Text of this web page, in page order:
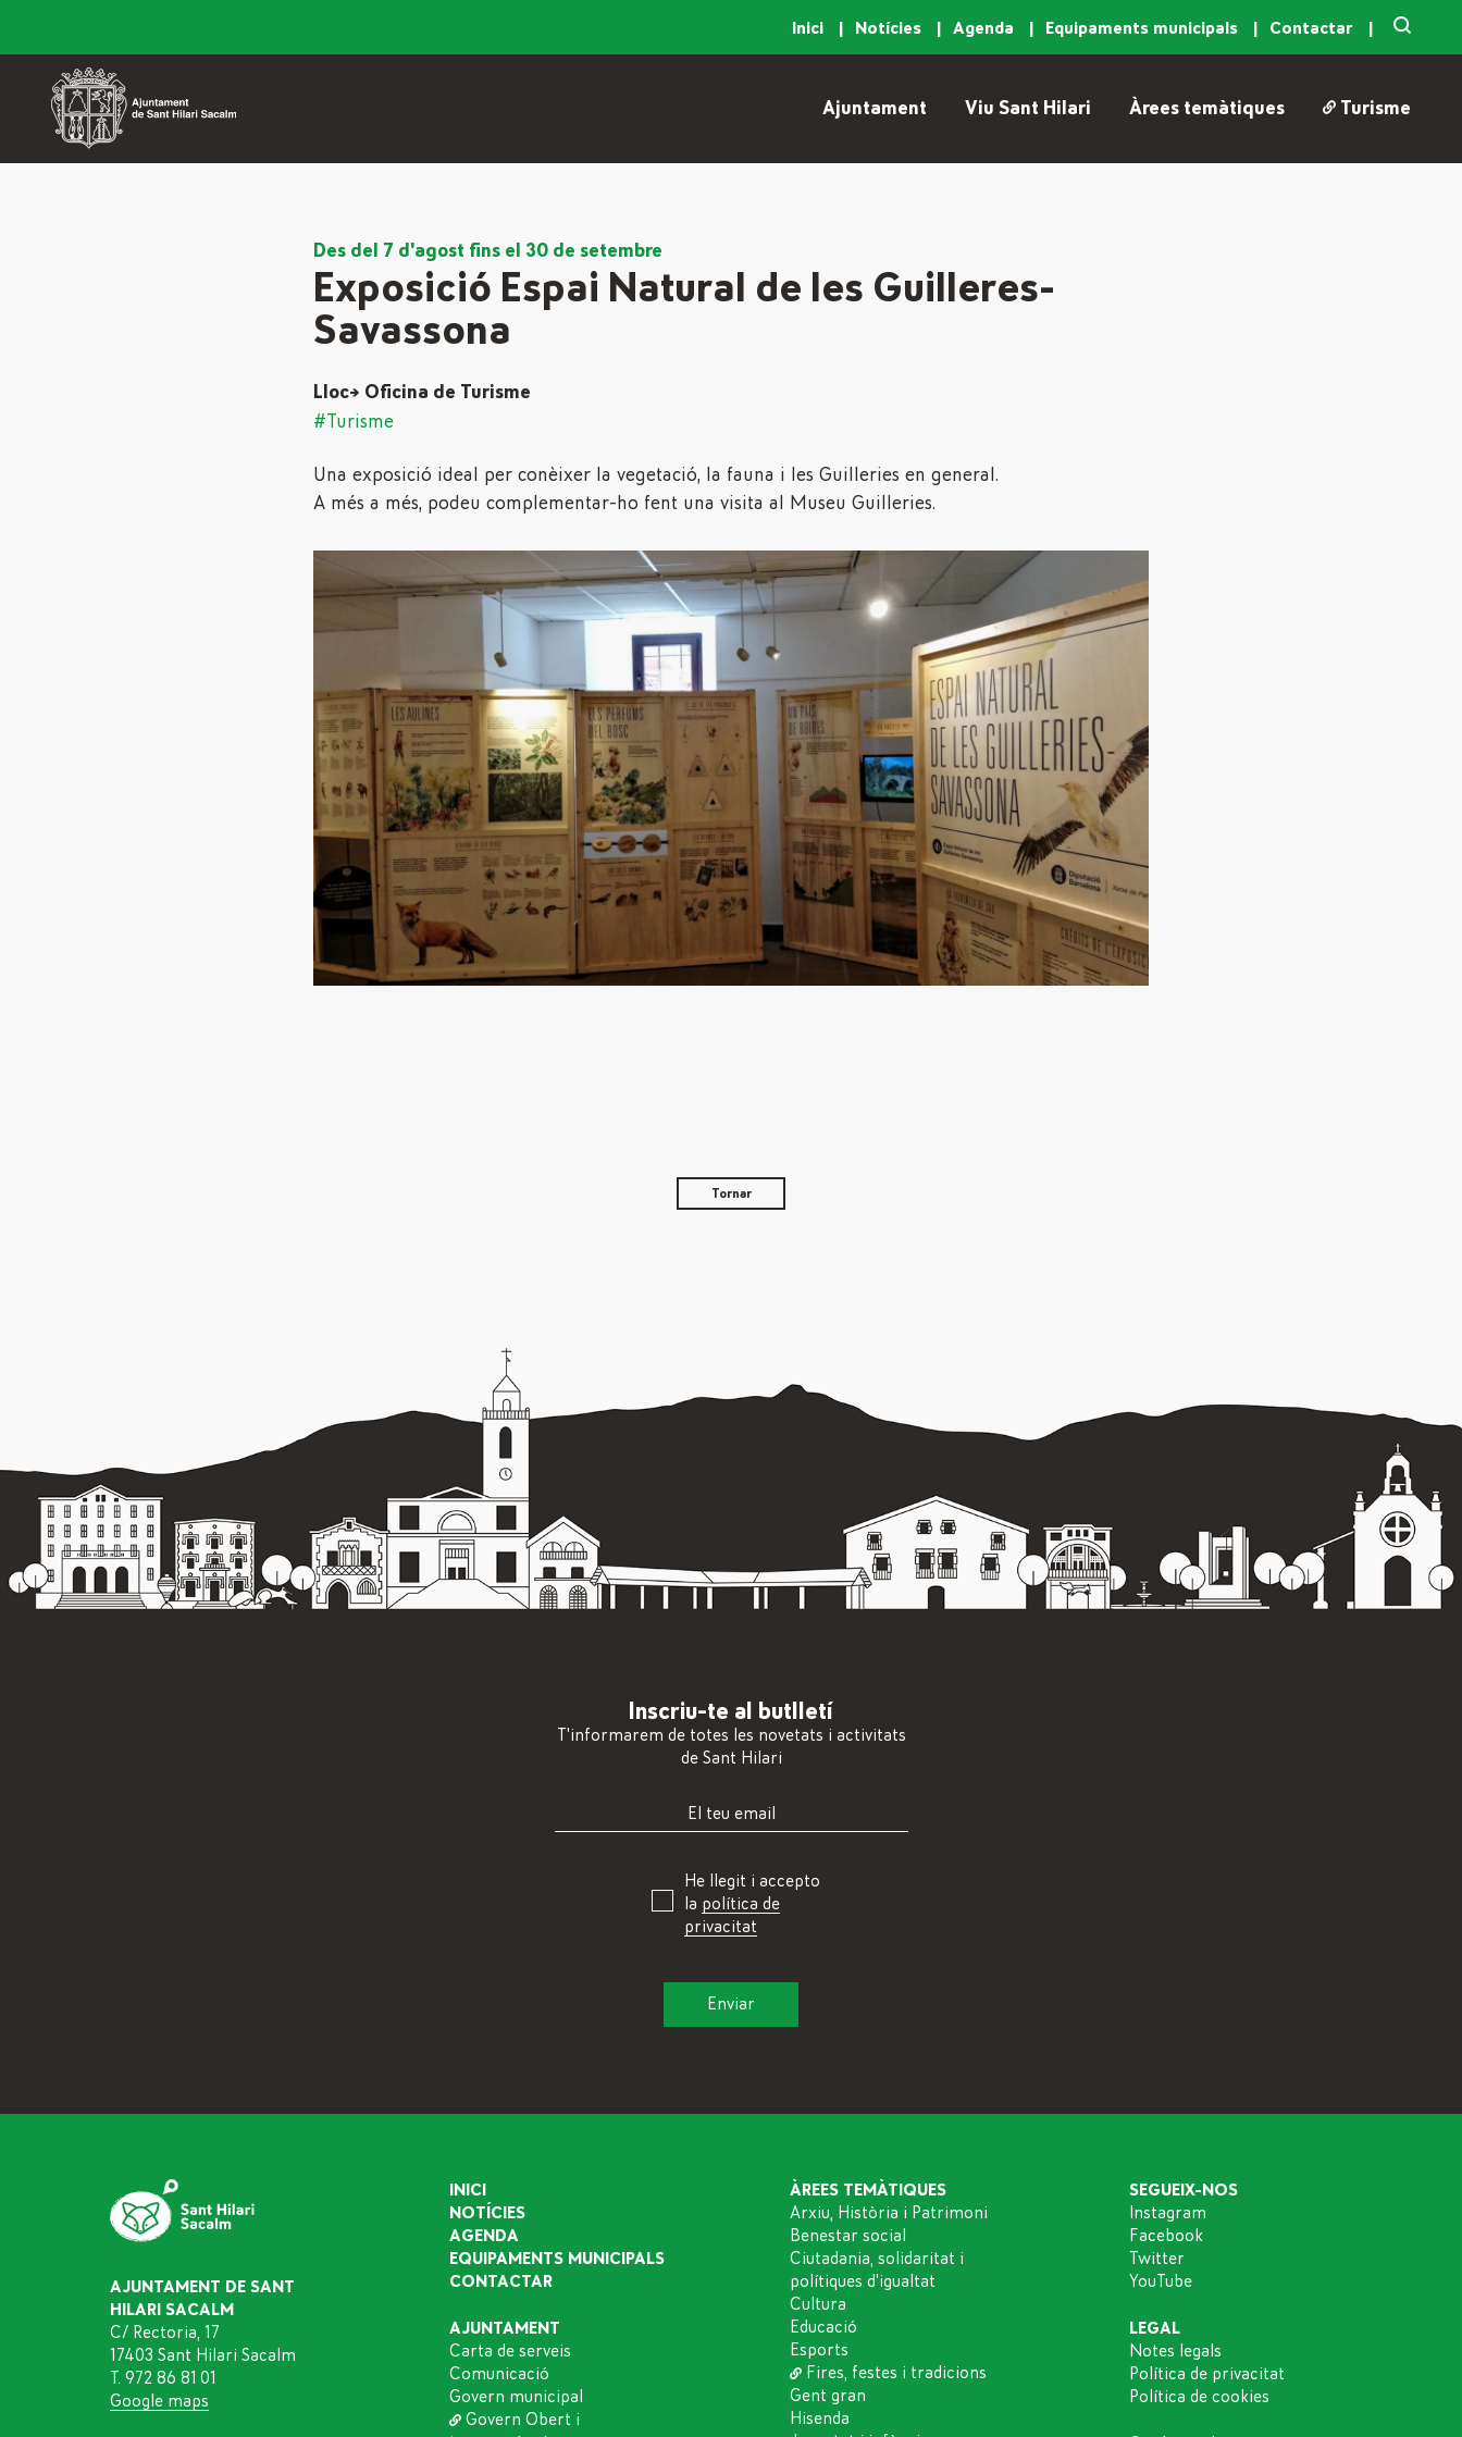
Inici Notícies Agenda Equipaments municipals Contactar
Ajuntament Viu Sant Hilari Àrees temàtiques Turisme
Des del 7 d'agost fins el 30 de setembre
Exposició Espai Natural de les Guilleres-
Savassona
Lloc→ Oficina de Turisme
#Turisme
Una exposició ideal per conèixer la vegetació, la fauna i les Guilleries en general.
A més a més, podeu complementar-ho fent una visita al Museu Guilleries.
Tornar
Inscriu-te al butlletí
T'informarem de totes les novetats i activitats
de Sant Hilari
He llegit i accepto
la política de
privacitat
AJUNTAMENT DE SANT
HILARI SACALM
C/ Rectoria, 17
17403 Sant Hilari Sacalm
T. 972 86 81 01
Google maps
INICI
NOTÍCIES
AGENDA
EQUIPAMENTS MUNICIPALS
CONTACTAR
AJUNTAMENT
Carta de serveis
Comunicació
Govern municipal
Govern Obert i
ÀREES TEMÀTIQUES
Arxiu, Història i Patrimoni
Benestar social
Ciutadania, solidaritat i
polítiques d'igualtat
Cultura
Educació
Esports
Fires, festes i tradicions
Gent gran
Hisenda
SEGUEIX-NOS
Instagram
Facebook
Twitter
YouTube
LEGAL
Notes legals
Política de privacitat
Política de cookies